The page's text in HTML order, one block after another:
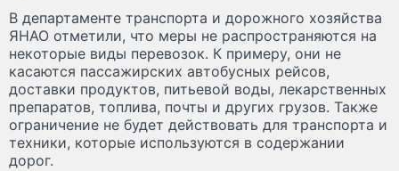
В департаменте транспорта и дорожного хозяйства
ЯНАО отметили, что меры не распространяются на
некоторые виды перевозок. К примеру, они не
касаются пассажирских автобусных рейсов,
доставки продуктов, питьевой воды, лекарственных
препаратов, топлива, почты и других грузов. Также
ограничение не будет действовать для транспорта и
техники, которые используются в содержании
дорог.